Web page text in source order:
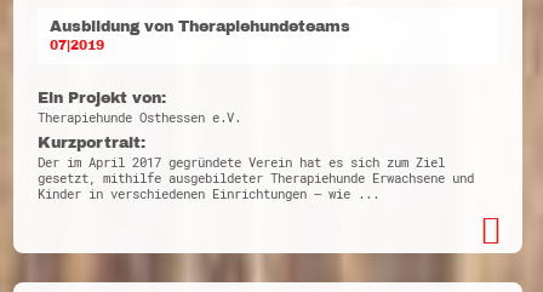
Ausbildung von Therapiehundeteams
07|2019
Ein Projekt von:
Therapiehunde Osthessen e.V.
Kurzportrait:
Der im April 2017 gegründete Verein hat es sich zum Ziel
gesetzt, mithilfe ausgebildeter Therapiehunde Erwachsene und
Kinder in verschiedenen Einrichtungen – wie ...